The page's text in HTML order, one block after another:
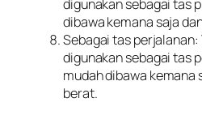
digunakan sebagai tas
dibawa kemana saja
Sebagai tas perjalanan:
digunakan sebagai tas
mudah dibawa kemana
berat.